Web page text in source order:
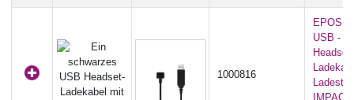
1000816
EPOS
USB -
Headset-